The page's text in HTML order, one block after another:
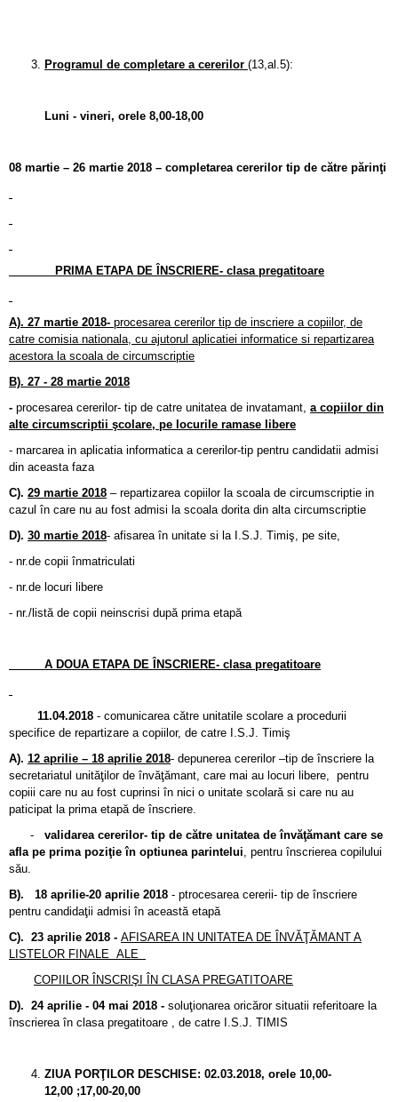
Programul de completare a cererilor (13,al.5):
Luni - vineri, orele 8,00-18,00
08 martie – 26 martie 2018 – completarea cererilor tip de către părinţi
PRIMA ETAPA DE ÎNSCRIERE- clasa pregatitoare
A). 27 martie 2018- procesarea cererilor tip de inscriere a copiilor, de
catre comisia nationala, cu ajutorul aplicatiei informatice si repartizarea
acestora la scoala de circumscriptie
B). 27 - 28 martie 2018
- procesarea cererilor- tip de catre unitatea de invatamant, a copiilor din
alte circumscriptii şcolare, pe locurile ramase libere
- marcarea in aplicatia informatica a cererilor-tip pentru candidatii admisi
din aceasta faza
C). 29 martie 2018 – repartizarea copiilor la scoala de circumscriptie in
cazul în care nu au fost admisi la scoala dorita din alta circumscriptie
D). 30 martie 2018- afisarea în unitate si la I.S.J. Timiş, pe site,
- nr.de copii înmatriculati
- nr.de locuri libere
- nr./listă de copii neinscrisi după prima etapă
A DOUA ETAPA DE ÎNSCRIERE- clasa pregatitoare
11.04.2018 - comunicarea către unitatile scolare a procedurii
specifice de repartizare a copiilor, de catre I.S.J. Timiş
A). 12 aprilie – 18 aprilie 2018- depunerea cererilor –tip de înscriere la
secretariatul unităţilor de învăţămant, care mai au locuri libere, pentru
copiii care nu au fost cuprinsi în nici o unitate scolară si care nu au
paticipat la prima etapă de înscriere.
- validarea cererilor- tip de către unitatea de învăţămant care se
afla pe prima poziţie în optiunea parintelui, pentru înscrierea copilului
său.
B). 18 aprilie-20 aprilie 2018 - ptrocesarea cererii- tip de înscriere
pentru candidaţii admisi în această etapă
C). 23 aprilie 2018 - AFISAREA IN UNITATEA DE ÎNVĂŢĂMANT A
LISTELOR FINALE ALE
COPIILOR ÎNSCRIŞI ÎN CLASA PREGATITOARE
D). 24 aprilie - 04 mai 2018 - soluţionarea oricăror situatii referitoare la
înscrierea în clasa pregatitoare , de catre I.S.J. TIMIS
ZIUA PORŢILOR DESCHISE: 02.03.2018, orele 10,00-
12,00 ;17,00-20,00